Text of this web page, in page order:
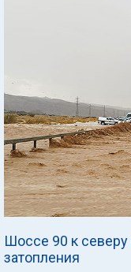
Шоссе 90 к северу
затопления